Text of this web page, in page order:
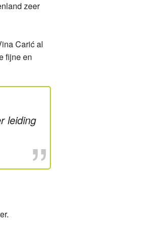
met wijnmaker Ivana Carić
Miraz Frankovka bij International Wine
voor de feestdagen van Hubrecht Duijker
wijnen bij Pop4Wine in Schoorl
Jakov Prošek van nieuw wijnhuis
zeer
Carić al
fijne en
leiding